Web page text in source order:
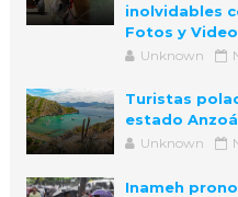
inolvidables
Fotos y
Unknown
Turistas
estado
Unknown
Inameh